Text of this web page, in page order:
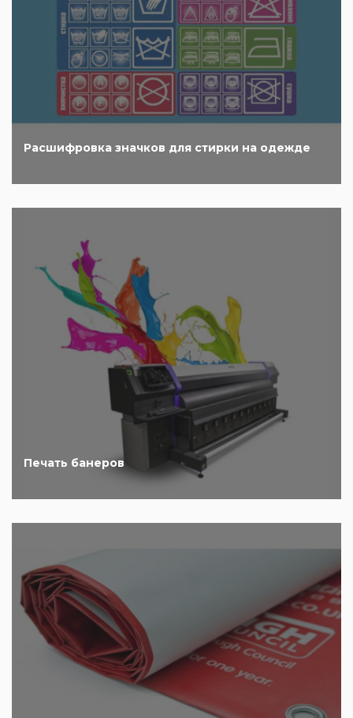
Расшифровка значков для стирки на одежде
Печать банеров